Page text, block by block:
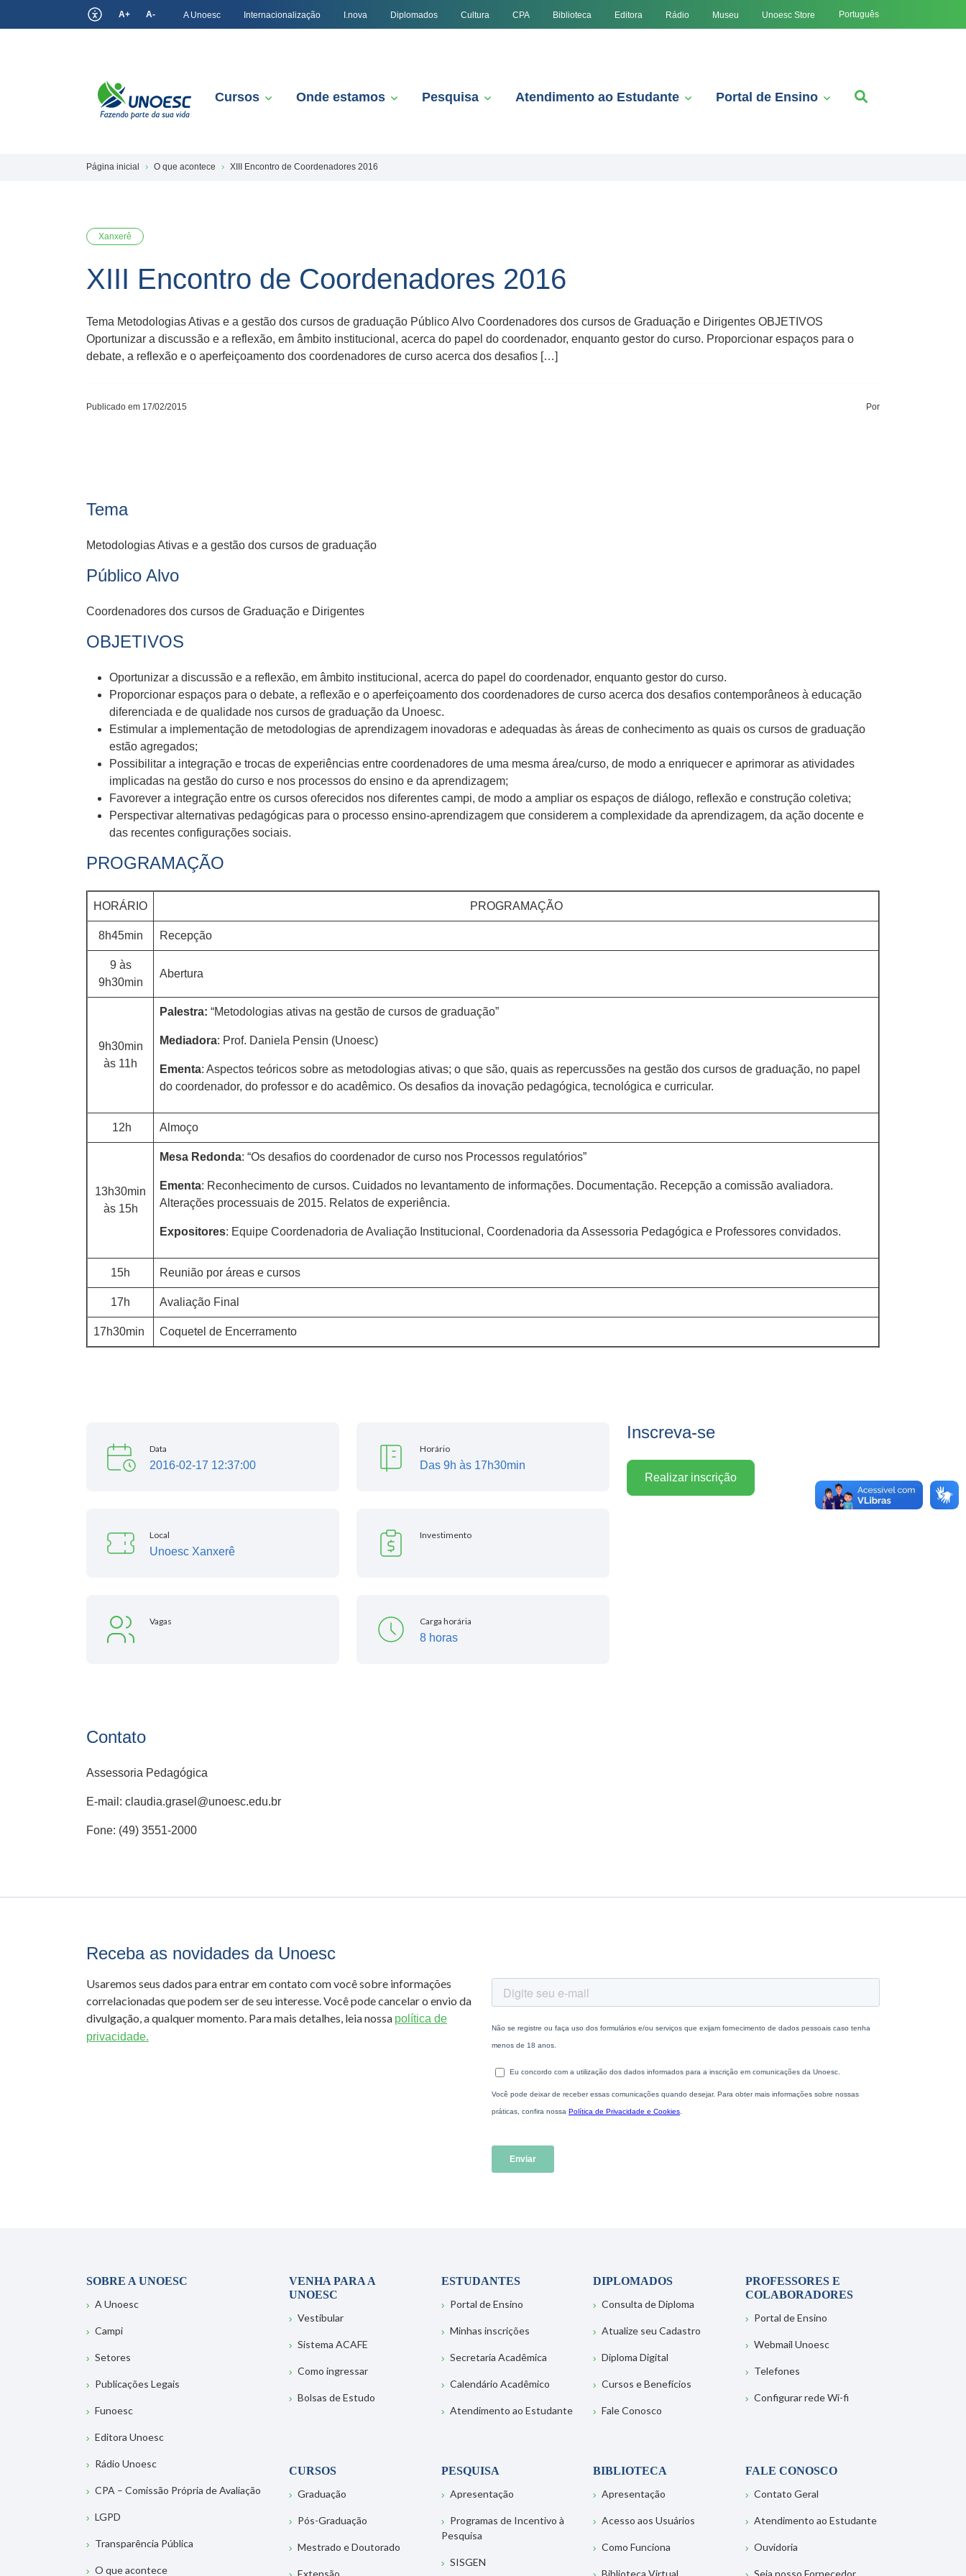
A+ A- A Unoesc Internacionalização I.nova Diplomados Cultura CPA Biblioteca Editora Rádio Museu Unoesc Store Português
Cursos Onde estamos Pesquisa Atendimento ao Estudante Portal de Ensino
Página inicial O que acontece XIII Encontro de Coordenadores 2016
Xanxerê
XIII Encontro de Coordenadores 2016
Tema Metodologias Ativas e a gestão dos cursos de graduação Público Alvo Coordenadores dos cursos de Graduação e Dirigentes OBJETIVOS
Oportunizar a discussão e a reflexão, em âmbito institucional, acerca do papel do coordenador, enquanto gestor do curso. Proporcionar espaços para o
debate, a reflexão e o aperfeiçoamento dos coordenadores de curso acerca dos desafios […]
Publicado em 17/02/2015 Por
Tema
Metodologias Ativas e a gestão dos cursos de graduação
Público Alvo
Coordenadores dos cursos de Graduação e Dirigentes
OBJETIVOS
Oportunizar a discussão e a reflexão, em âmbito institucional, acerca do papel do coordenador, enquanto gestor do curso.
Proporcionar espaços para o debate, a reflexão e o aperfeiçoamento dos coordenadores de curso acerca dos desafios contemporâneos à educação
diferenciada e de qualidade nos cursos de graduação da Unoesc.
Estimular a implementação de metodologias de aprendizagem inovadoras e adequadas às áreas de conhecimento as quais os cursos de graduação
estão agregados;
Possibilitar a integração e trocas de experiências entre coordenadores de uma mesma área/curso, de modo a enriquecer e aprimorar as atividades
implicadas na gestão do curso e nos processos do ensino e da aprendizagem;
Favorever a integração entre os cursos oferecidos nos diferentes campi, de modo a ampliar os espaços de diálogo, reflexão e construção coletiva;
Perspectivar alternativas pedagógicas para o processo ensino-aprendizagem que considerem a complexidade da aprendizagem, da ação docente e
das recentes configurações sociais.
PROGRAMAÇÃO
HORÁRIO PROGRAMAÇÃO
8h45min Recepção
9 às
9h30min
Abertura
9h30min
às 11h
Palestra: “Metodologias ativas na gestão de cursos de graduação”
Mediadora: Prof. Daniela Pensin (Unoesc)
Ementa: Aspectos teóricos sobre as metodologias ativas; o que são, quais as repercussões na gestão dos cursos de graduação, no papel
do coordenador, do professor e do acadêmico. Os desafios da inovação pedagógica, tecnológica e curricular.
12h Almoço
13h30min
às 15h
Mesa Redonda: “Os desafios do coordenador de curso nos Processos regulatórios”
Ementa: Reconhecimento de cursos. Cuidados no levantamento de informações. Documentação. Recepção a comissão avaliadora.
Alterações processuais de 2015. Relatos de experiência.
Expositores: Equipe Coordenadoria de Avaliação Institucional, Coordenadoria da Assessoria Pedagógica e Professores convidados.
15h Reunião por áreas e cursos
17h Avaliação Final
17h30min Coquetel de Encerramento
Data
2016-02-17 12:37:00
Horário
Das 9h às 17h30min
Local
Unoesc Xanxerê
Investimento
Vagas Carga horária
8 horas
Inscreva-se
Realizar inscrição
Contato
Assessoria Pedagógica
E-mail: claudia.grasel@unoesc.edu.br
Fone: (49) 3551-2000
Receba as novidades da Unoesc
Usaremos seus dados para entrar em contato com você sobre informações
correlacionadas que podem ser de seu interesse. Você pode cancelar o envio da
divulgação, a qualquer momento. Para mais detalhes, leia nossa política de
privacidade.
SOBRE A UNOESC
A Unoesc
Campi
Setores
Publicações Legais
Funoesc
Editora Unoesc
Rádio Unoesc
CPA – Comissão Própria de Avaliação
LGPD
Transparência Pública
O que acontece
VENHA PARA A
UNOESC
Vestibular
Sistema ACAFE
Como ingressar
Bolsas de Estudo
ESTUDANTES
Portal de Ensino
Minhas inscrições
Secretaria Acadêmica
Calendário Acadêmico
Atendimento ao Estudante
DIPLOMADOS
Consulta de Diploma
Atualize seu Cadastro
Diploma Digital
Cursos e Benefícios
Fale Conosco
PROFESSORES E
COLABORADORES
Portal de Ensino
Webmail Unoesc
Telefones
Configurar rede Wi-fi
CURSOS
Graduação
Pós-Graduação
Mestrado e Doutorado
Extensão
PESQUISA
Apresentação
Programas de Incentivo à
Pesquisa
SISGEN
BIBLIOTECA
Apresentação
Acesso aos Usuários
Como Funciona
Biblioteca Virtual
FALE CONOSCO
Contato Geral
Atendimento ao Estudante
Ouvidoria
Seja nosso Fornecedor